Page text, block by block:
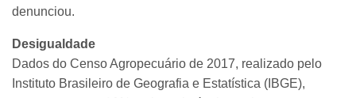
denunciou.
Desigualdade
Dados do Censo Agropecuário de 2017, realizado pelo
Instituto Brasileiro de Geografia e Estatística (IBGE),